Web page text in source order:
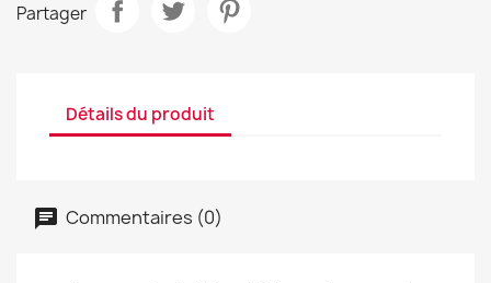
Partager
Détails du produit
Commentaires (0)